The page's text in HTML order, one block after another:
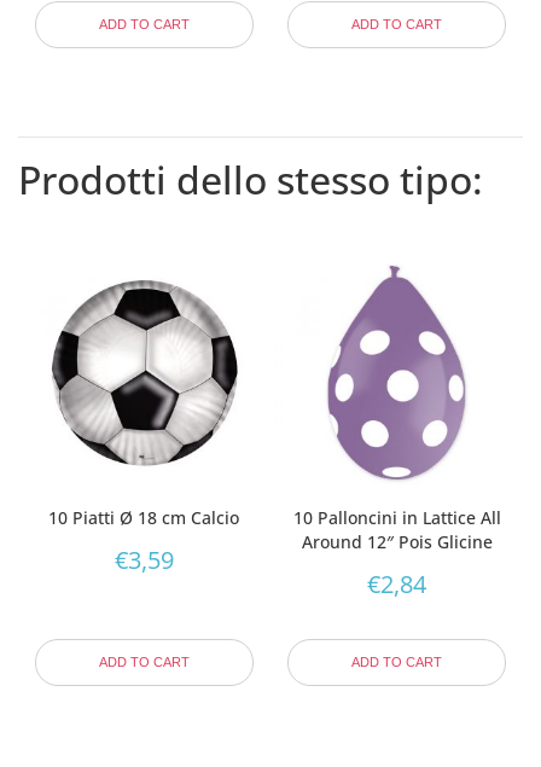
ADD TO CART ADD TO CART
Prodotti dello stesso tipo:
10 Piatti Ø 18 cm Calcio
€3,59
ADD TO CART
10 Palloncini in Lattice All
Around 12″ Pois Glicine
€2,84
ADD TO CART